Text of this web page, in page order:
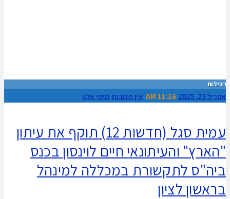
רכילות
אפריל 23, 2025 11:16 AM אין תגובות מיקי אלון
עמית סגל (חדשות 12) תוקף את עיתון
"הארץ" והעיתונאי חיים לוינסון בכנס
ביה"ס לתקשורת במכללה למינהל
בראשון לציון